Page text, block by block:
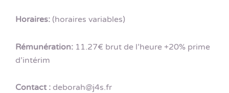
Horaires: (horaires variables)
Rémunération: 11.27€ brut de l’heure +20% prime
d’intérim
Contact : deborah@j4s.fr